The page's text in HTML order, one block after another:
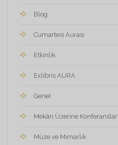
Blog
Cumartesi Aurası
Etkinlik
Exlibris AURA
Genel
Mekân Üzerine Konferanslar
Müze ve Mimarlık